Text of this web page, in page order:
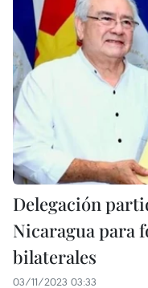
Delegación
Nicaragua para
bilaterales
03/11/2023 03:33